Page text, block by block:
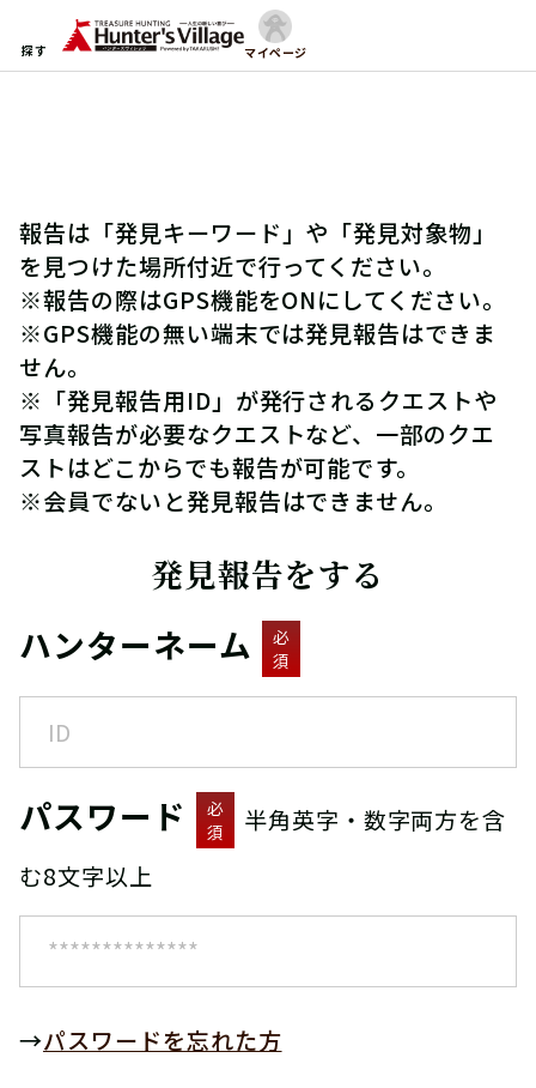
探す マイページ
報告は「発見キーワード」や「発見対象物」
を見つけた場所付近で行ってください。
※報告の際はGPS機能をONにしてください。
※GPS機能の無い端末では発見報告はできま
せん。
※「発見報告用ID」が発行されるクエストや
写真報告が必要なクエストなど、一部のクエ
ストはどこからでも報告が可能です。
※会員でないと発見報告はできません。
発見報告をする
ハンターネーム
必
須
パスワード
必
須
半角英字・数字両方を含
む8文字以上
→パスワードを忘れた方